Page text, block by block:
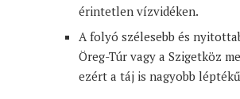
érintetlen vízvidéken.
A folyó szélesebb és
Öreg-Túr vagy a Szigetköz
ezért a táj is nagyobb